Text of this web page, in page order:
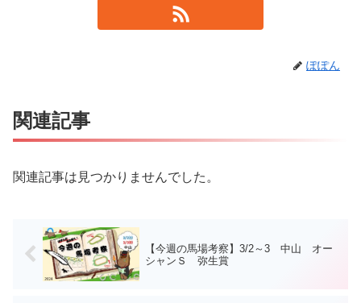
ぽぽん
関連記事
関連記事は見つかりませんでした。
【今週の馬場考察】3/2～3 中山 オー
シャンＳ 弥生賞